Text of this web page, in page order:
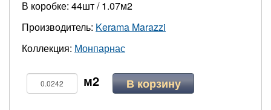
В коробке: 44шт / 1.07м2
Производитель: Kerama Marazzi
Коллекция: Монпарнас
В корзину